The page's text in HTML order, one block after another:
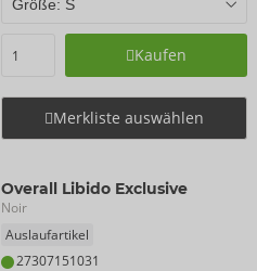
Kaufen
Merkliste auswählen
Overall Libido Exclusive
Noir
Auslaufartikel
27307151031